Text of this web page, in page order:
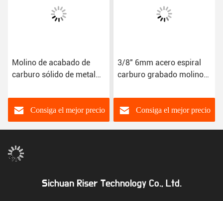
Molino de acabado de
carburo sólido de metal
inoxidable
Consiga el mejor precio
3/8" 6mm acero espiral
carburo grabado molino
recubrimiento de TiN para
el metal HRC45
Consiga el mejor precio
Sichuan Riser Technology Co., Ltd.